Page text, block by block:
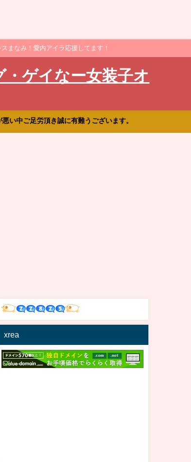
まなみ！愛内アイラ応援してます！
ゲイなー女装子オ
い中ご足労頂き誠に有難うございます。
xrea